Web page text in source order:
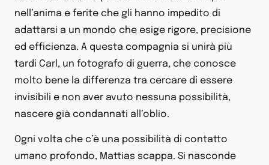
nell’anima e ferite che gli hanno impedito di
adattarsi a un mondo che esige rigore, precisione
ed efficienza. A questa compagnia si unirà più
tardi Carl, un fotografo di guerra, che conosce
molto bene la differenza tra cercare di essere
invisibili e non aver avuto nessuna possibilità,
nascere già condannati all’oblio.
Ogni volta che c’è una possibilità di contatto
umano profondo, Mattias scappa. Si nasconde